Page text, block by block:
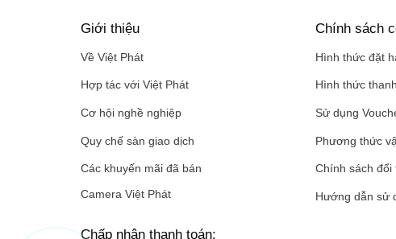
Giới thiệu
Về Việt Phát
Hợp tác với Việt Phát
Cơ hội nghề nghiệp
Quy chế sàn giao dịch
Các khuyến mãi đã bán
Camera Việt Phát
Chính sách
Hình thức đặt
Hình thức
Sử dụng
Phương thức
Chính sách đổi
Hướng dẫn sử
Chấp nhận thanh toán: